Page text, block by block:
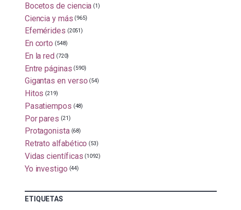
Bocetos de ciencia (1)
Ciencia y más (965)
Efemérides (2051)
En corto (548)
En la red (720)
Entre páginas (590)
Gigantas en verso (54)
Hitos (219)
Pasatiempos (48)
Por pares (21)
Protagonista (68)
Retrato alfabético (53)
Vidas científicas (1092)
Yo investigo (44)
ETIQUETAS